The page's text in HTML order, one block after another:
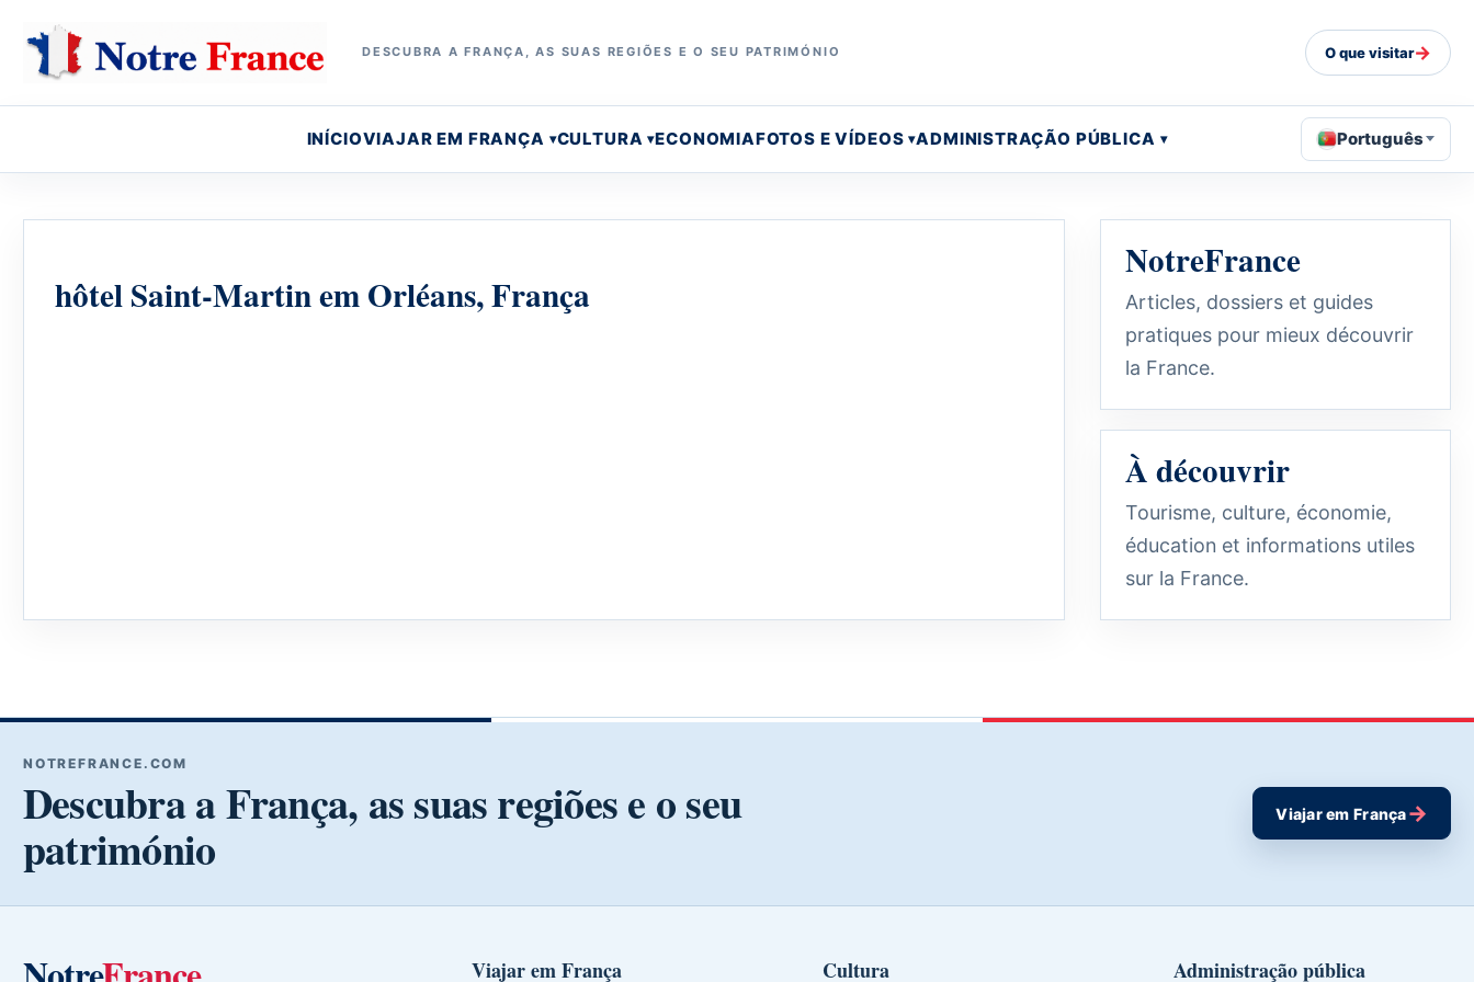
DESCUBRA A FRANÇA, AS SUAS REGIÕES E O SEU PATRIMÓNIO O que visitar→
INÍCIOVIAJAR EM FRANÇA CULTURA ECONOMIAFOTOS E VÍDEOS ADMINISTRAÇÃO PÚBLICA Português
hôtel Saint-Martin em Orléans, França
NotreFrance
Articles, dossiers et guides
pratiques pour mieux découvrir
la France.
À découvrir
Tourisme, culture, économie,
éducation et informations utiles
sur la France.
NOTREFRANCE.COM
Descubra a França, as suas regiões e o seu
património
Viajar em França→
Viajar em França Cultura Administração pública